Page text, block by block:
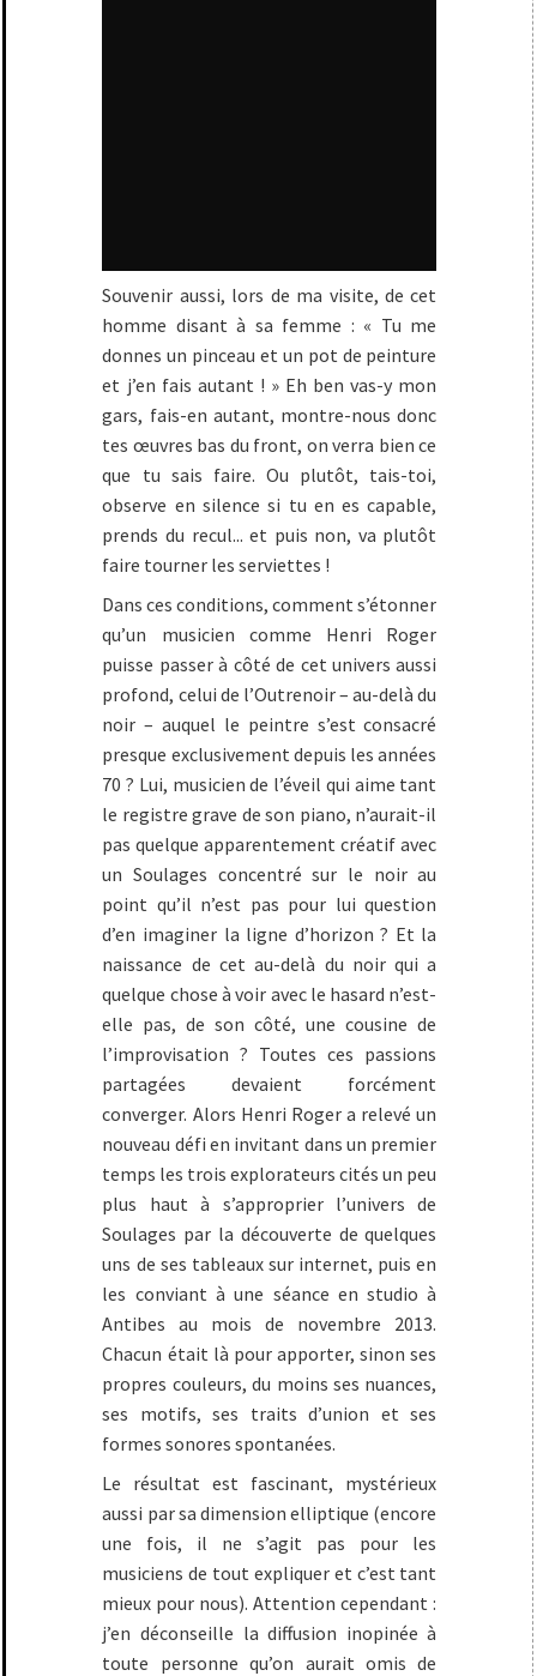
Souvenir aussi, lors de ma visite, de cet
homme disant à sa femme : « Tu me
donnes un pinceau et un pot de peinture
et j’en fais autant ! » Eh ben vas-y mon
gars, fais-en autant, montre-nous donc
tes œuvres bas du front, on verra bien ce
que tu sais faire. Ou plutôt, tais-toi,
observe en silence si tu en es capable,
prends du recul... et puis non, va plutôt
faire tourner les serviettes !
Dans ces conditions, comment s’étonner
qu’un musicien comme Henri Roger
puisse passer à côté de cet univers aussi
profond, celui de l’Outrenoir – au-delà du
noir – auquel le peintre s’est consacré
presque exclusivement depuis les années
70 ? Lui, musicien de l’éveil qui aime tant
le registre grave de son piano, n’aurait-il
pas quelque apparentement créatif avec
un Soulages concentré sur le noir au
point qu’il n’est pas pour lui question
d’en imaginer la ligne d’horizon ? Et la
naissance de cet au-delà du noir qui a
quelque chose à voir avec le hasard n’est-
elle pas, de son côté, une cousine de
l’improvisation ? Toutes ces passions
partagées devaient forcément
converger. Alors Henri Roger a relevé un
nouveau défi en invitant dans un premier
temps les trois explorateurs cités un peu
plus haut à s’approprier l’univers de
Soulages par la découverte de quelques
uns de ses tableaux sur internet, puis en
les conviant à une séance en studio à
Antibes au mois de novembre 2013.
Chacun était là pour apporter, sinon ses
propres couleurs, du moins ses nuances,
ses motifs, ses traits d’union et ses
formes sonores spontanées.
Le résultat est fascinant, mystérieux
aussi par sa dimension elliptique (encore
une fois, il ne s’agit pas pour les
musiciens de tout expliquer et c’est tant
mieux pour nous). Attention cependant :
j’en déconseille la diffusion inopinée à
toute personne qu’on aurait omis de